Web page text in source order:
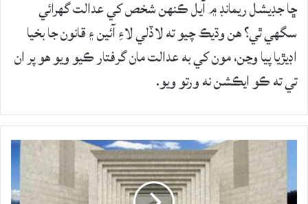
ڇا جڊيشل ريمانڊ ۾ آيل ڪنهن شخص کي عدالت گهرائي
سگهي ٿي؟ هن وڌيڪ چيو ته لاڏلي لاءِ آئين ۽ قانون جا بخيا
اڊيڙيا پيا وڃن، مون کي به عدالت مان گرفتار ڪيو ويو هو پر ان
تي ته ڪو ايڪشن نه ورتو ويو.